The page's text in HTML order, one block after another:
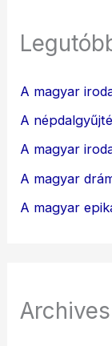
A magyar
A
A magyar
A magyar
A magyar
Archives